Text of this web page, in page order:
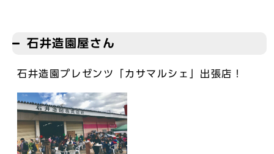
石井造園屋さん
石井造園プレゼンツ「カサマルシェ」出張店！